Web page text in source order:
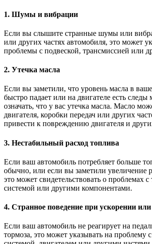
1. Шумы и вибрации
Если вы слышите странные шумы или
или других частях автомобиля, это может
проблемы с подвеской, трансмиссией или
2. Утечка масла
Если вы заметили, что уровень масла в
быстро падает или на двигателе есть следы
означать, что у вас утечка масла. Масло
двигателя, коробки передач или других
привести к повреждению двигателя и
3. Нестабильный расход топлива
Если ваш автомобиль потребляет больше
обычно, или если вы заметили увеличение
это может свидетельствовать о проблемах
системой или другими компонентами.
4. Странное поведение при ускорении
Если ваш автомобиль не реагирует на
тормоза, это может указывать на проблему